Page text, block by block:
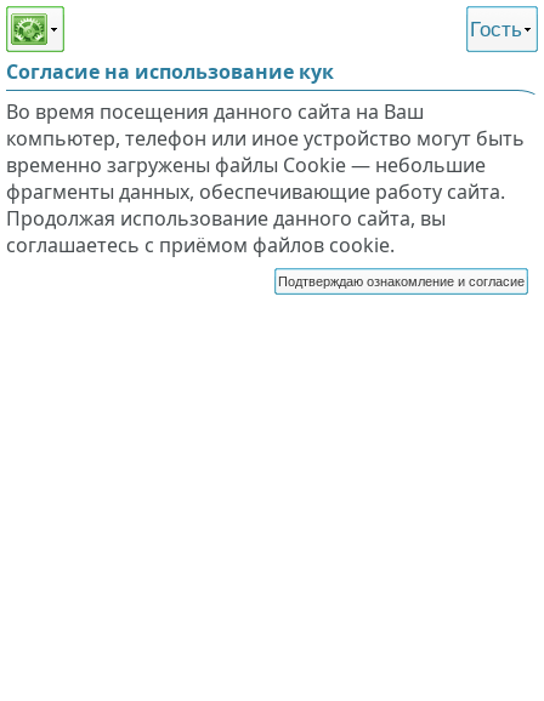
Этот сайт поддерживает
слабовидящих
Гость
Согласие на использование кук
Во время посещения данного сайта на Ваш
компьютер, телефон или иное устройство могут быть
временно загружены файлы Cookie — небольшие
фрагменты данных, обеспечивающие работу сайта.
Продолжая использование данного сайта, вы
соглашаетесь с приёмом файлов cookie.
Подтверждаю ознакомление и согласие